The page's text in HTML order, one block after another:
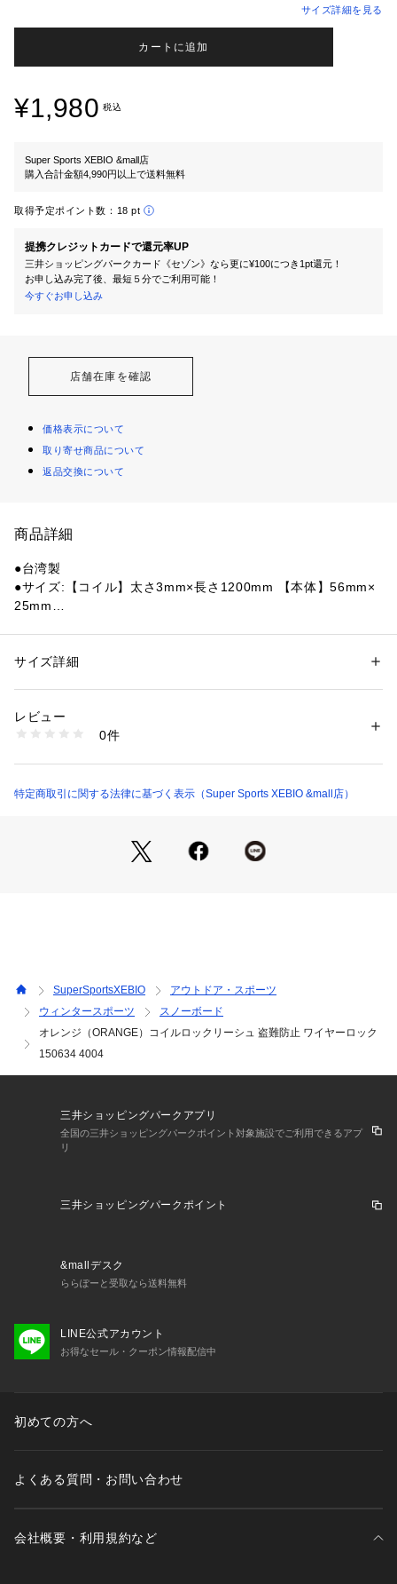
サイズ詳細を見る
カートに追加
¥1,980 税込
Super Sports XEBIO &mall店
購入合計金額4,990円以上で送料無料
取得予定ポイント数： 18 pt
提携クレジットカードで還元率UP
三井ショッピングパークカード《セゾン》なら更に¥100につき1pt還元！
お申し込み完了後、最短５分でご利用可能！
今すぐお申し込み
店舗在庫を確認
価格表示について
取り寄せ商品について
返品交換について
商品詳細
●台湾製
●サイズ:【コイル】太さ3mm×長さ1200mm 【本体】56mm×
25mm
●伸縮性がありコンパクトに収納できるので携帯・収納性に優
ワイヤー
●3桁の暗証番号を自由に設定できます。
なる場合があります。
※ブラウザやお使いのモニター環境により、掲載画像と実際の
アウトドア ウィンター スポーツ スキー スノーボード スノボ
ー SKI SNOWBOARD スノーボード用品 小物 コード 自転車
バイク 旅行 トラベル Men's Mens メンズ 男性 Lady's Ladys
レディース 女性 Junior ジュニア 子供 黒 ブラック
性別：レディース
ド
1540000383236
サイズ詳細
レビュー
0件
特定商取引に関する法律に基づく表示（Super Sports XEBIO &mall店）
SuperSportsXEBIO
アウトドア・スポーツ
ウィンタースポーツ
スノーボード
オレンジ（ORANGE）コイルロックリーシュ 盗難防止 ワイヤーロック
150634 4004
三井ショッピングパークアプリ
全国の三井ショッピングパークポイント対象施設でご利用できるアプ
リ
三井ショッピングパークポイント
&mallデスク
ららぽーと受取なら送料無料
LINE公式アカウント
お得なセール・クーポン情報配信中
初めての方へ
よくある質問・お問い合わせ
会社概要・利用規約など